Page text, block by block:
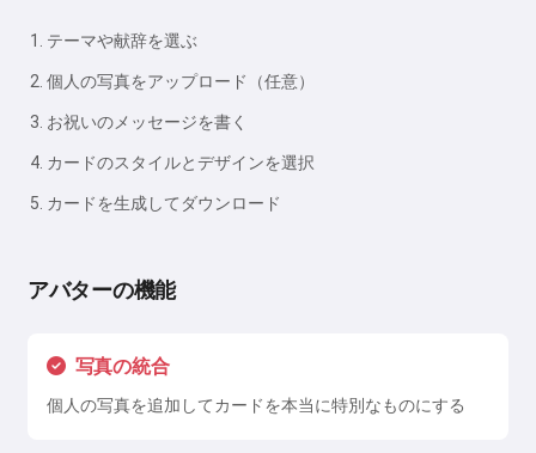
テーマや献辞を選ぶ
個人の写真をアップロード（任意）
お祝いのメッセージを書く
カードのスタイルとデザインを選択
カードを生成してダウンロード
アバターの機能
写真の統合
個人の写真を追加してカードを本当に特別なものにする